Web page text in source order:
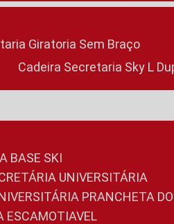
Giratoria Sem Braço
Cadeira Secretaria Sky L
BASE SKI
UNIVERSITÁRIA
PRANCHETA
ESCAMOTIAVEL